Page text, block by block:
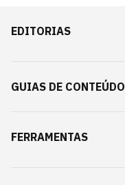
EDITORIAS
GUIAS DE CONTEÚDO
FERRAMENTAS